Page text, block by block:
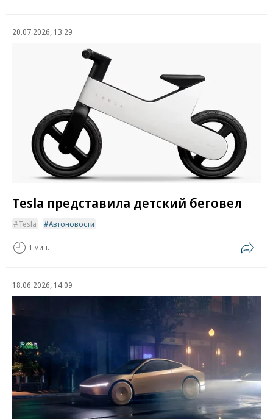
20.07.2026, 13:29
Tesla представила детский беговел
Tesla Автоновости
1 мин.
18.06.2026, 14:09